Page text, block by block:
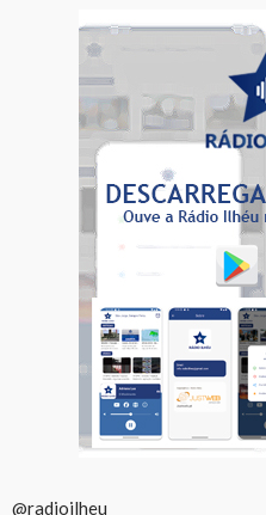
@radioilheu